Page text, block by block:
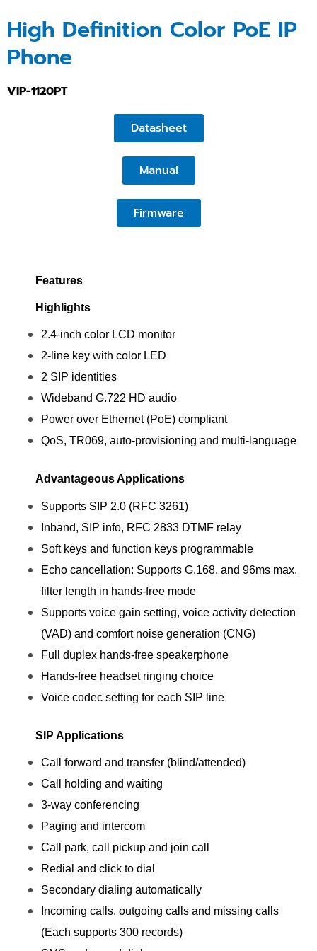
High Definition Color PoE IP
Phone
VIP-1120PT
Datasheet
Manual
Firmware
Features
Highlights
2.4-inch color LCD monitor
2-line key with color LED
2 SIP identities
Wideband G.722 HD audio
Power over Ethernet (PoE) compliant
QoS, TR069, auto-provisioning and multi-language
Advantageous Applications
Supports SIP 2.0 (RFC 3261)
Inband, SIP info, RFC 2833 DTMF relay
Soft keys and function keys programmable
Echo cancellation: Supports G.168, and 96ms max.
filter length in hands-free mode
Supports voice gain setting, voice activity detection
(VAD) and comfort noise generation (CNG)
Full duplex hands-free speakerphone
Hands-free headset ringing choice
Voice codec setting for each SIP line
SIP Applications
Call forward and transfer (blind/attended)
Call holding and waiting
3-way conferencing
Paging and intercom
Call park, call pickup and join call
Redial and click to dial
Secondary dialing automatically
Incoming calls, outgoing calls and missing calls
(Each supports 300 records)